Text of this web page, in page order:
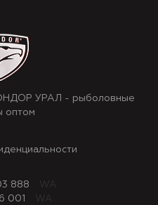
УРАЛ - рыболовные
оптом
888
WA
001
WA